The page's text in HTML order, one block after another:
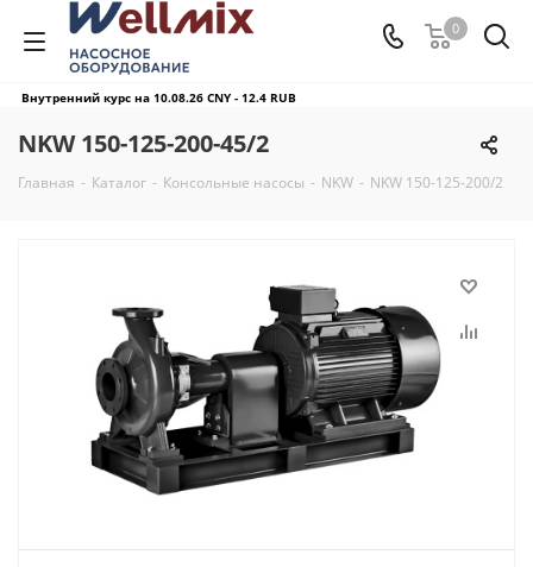
0
Внутренний курс на 10.08.26 CNY - 12.4 RUB
NKW 150-125-200-45/2
Главная - Каталог - Консольные насосы - NKW - NKW 150-125-200/2